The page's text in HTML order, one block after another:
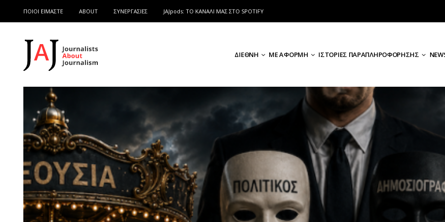
ΠΟΙΟΙ ΕΙΜΑΣΤΕ ABOUT ΣΥΝΕΡΓΑΣΙΕΣ JAJpods: TO ΚΑΝΑΛΙ ΜΑΣ ΣΤΟ SPOTIFY
ΔΙΕΘΝΗ ΜΕ ΑΦΟΡΜΗ ΙΣΤΟΡΙΕΣ ΠΑΡΑΠΛΗΡΟΦΟΡΗΣΗΣ